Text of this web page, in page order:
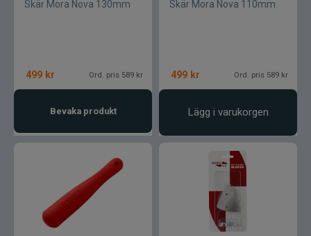
Skär Mora Nova 130mm
499 kr Ord. pris 589 kr
Bevaka produkt
Skär Mora Nova 110mm
499 kr Ord. pris 589 kr
Lägg i varukorgen